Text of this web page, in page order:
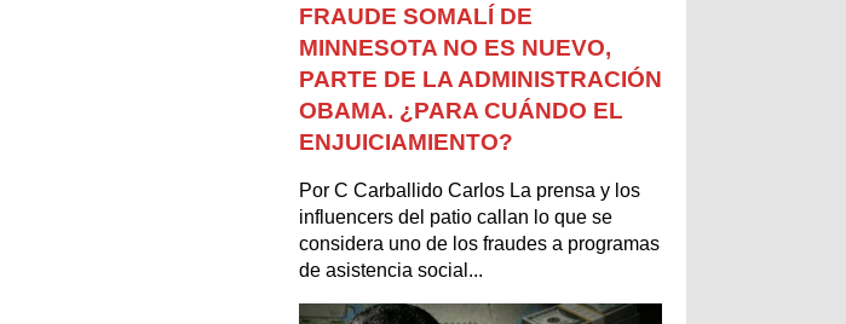
FRAUDE SOMALÍ DE
MINNESOTA NO ES NUEVO,
PARTE DE LA ADMINISTRACIÓN
OBAMA. ¿PARA CUÁNDO EL
ENJUICIAMIENTO?
Por C Carballido Carlos La prensa y los
influencers del patio callan lo que se
considera uno de los fraudes a programas
de asistencia social...